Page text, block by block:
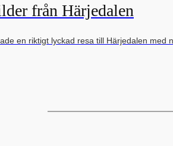
från Härjedalen
en riktigt lyckad resa till Härjedalen med